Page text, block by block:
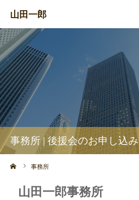
山田一郎
事務所 | 後援会のお申し込み
事務所
山田一郎事務所
プロフィール
活動報告